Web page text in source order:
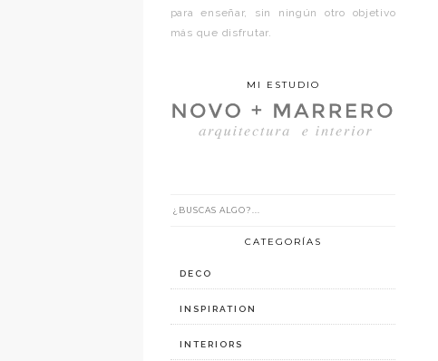
para enseñar, sin ningún otro objetivo
más que disfrutar.
MI ESTUDIO
CATEGORÍAS
DECO
INSPIRATION
INTERIORS